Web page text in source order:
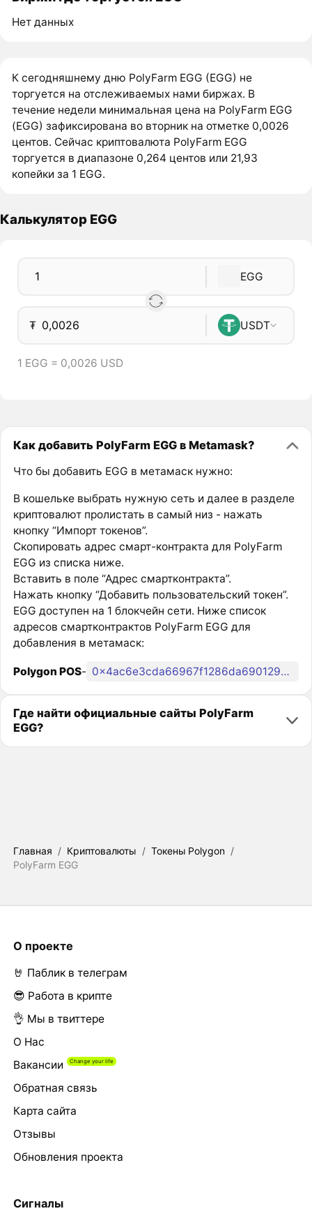
Нет данных
К сегодняшнему дню PolyFarm EGG (EGG) не
торгуется на отслеживаемых нами биржах. В
течение недели минимальная цена на PolyFarm EGG
(EGG) зафиксирована во вторник на отметке 0,0026
центов. Сейчас криптовалюта PolyFarm EGG
торгуется в диапазоне 0,264 центов или 21,93
копейки за 1 EGG.
Калькулятор EGG
EGG
₮ USDT
1 EGG = 0,0026 USD
Как добавить PolyFarm EGG в Metamask?
Что бы добавить EGG в метамаск нужно:
В кошельке выбрать нужную сеть и далее в разделе
криптовалют пролистать в самый низ - нажать
кнопку “Импорт токенов”.
Скопировать адрес смарт-контракта для PolyFarm
EGG из списка ниже.
Вставить в поле “Адрес смартконтракта”.
Нажать кнопку “Добавить пользовательский токен”.
EGG доступен на 1 блокчейн сети. Ниже список
адресов смартконтрактов PolyFarm EGG для
добавления в метамаск:
Polygon POS- 0x4ac6e3cda66967f1286da690129a33638f9e7088
Где найти официальные сайты PolyFarm
EGG?
Главная / Криптовалюты / Токены Polygon /
PolyFarm EGG
О проекте
🤘 Паблик в телеграм
😎 Работа в крипте
👌 Мы в твиттере
О Нас
Вакансии
Обратная связь
Карта сайта
Отзывы
Обновления проекта
Сигналы